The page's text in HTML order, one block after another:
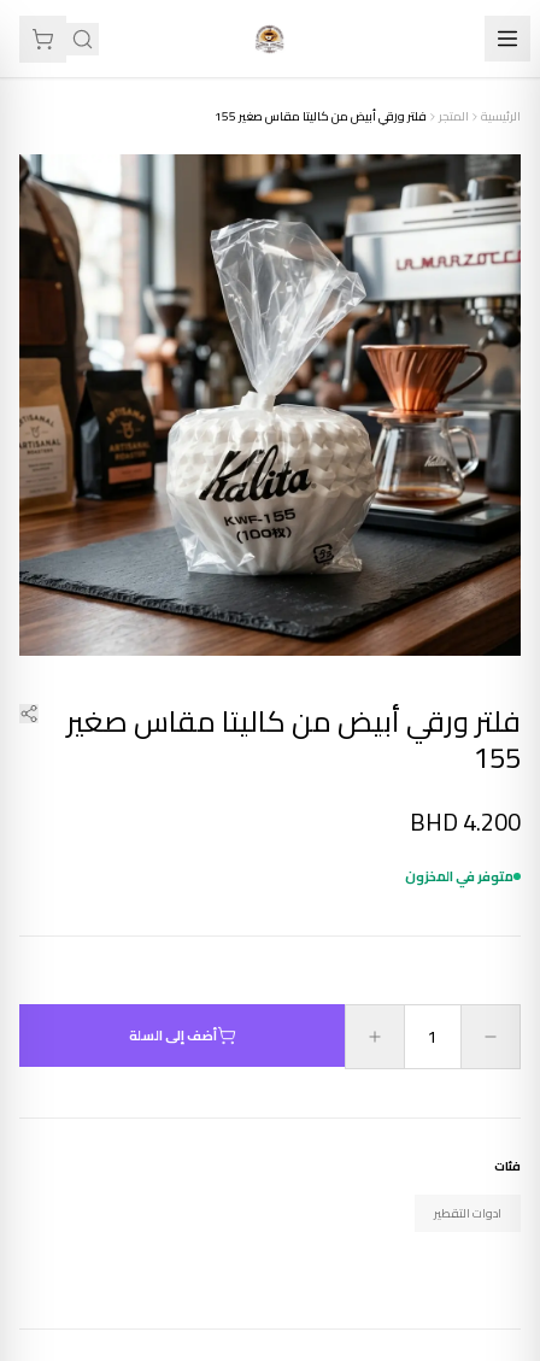
الرئيسية المتجر فلتر ورقي أبيض من كاليتا مقاس صغير 155
فلتر ورقي أبيض من كاليتا مقاس صغير
155
BHD4.200
متوفر في المخزون
أضف إلى السلة
فئات
ادوات التقطير